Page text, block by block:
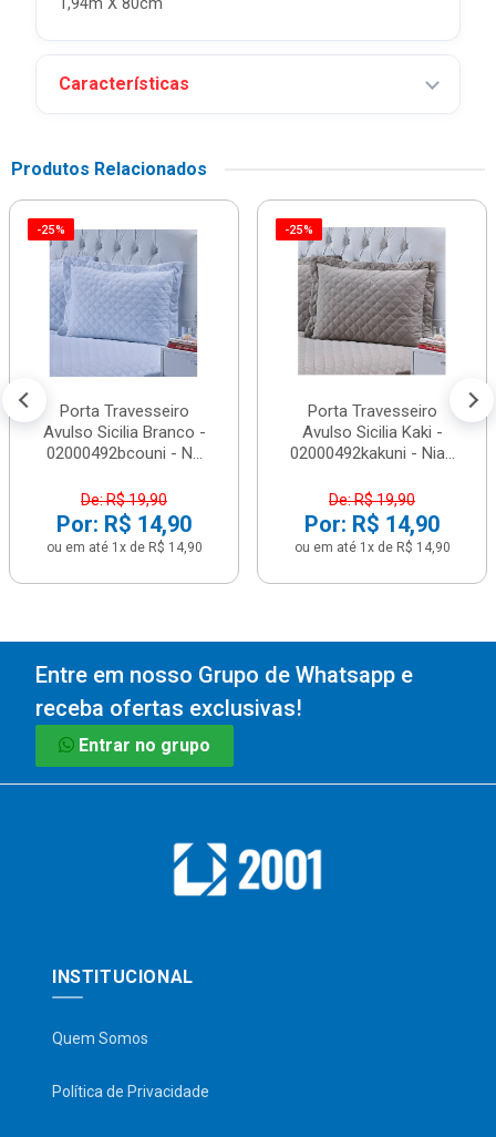
1,94m X 80cm
Características
Produtos Relacionados
-25%
Porta Travesseiro
Avulso Sicilia Branco -
02000492bcouni - N...
De: R$ 19,90
Por: R$ 14,90
ou em até 1x de R$ 14,90
-25%
Porta Travesseiro
Avulso Sicilia Kaki -
02000492kakuni - Nia...
De: R$ 19,90
Por: R$ 14,90
ou em até 1x de R$ 14,90
Entre em nosso Grupo de Whatsapp e
receba ofertas exclusivas!
Entrar no grupo
INSTITUCIONAL
Quem Somos
Política de Privacidade